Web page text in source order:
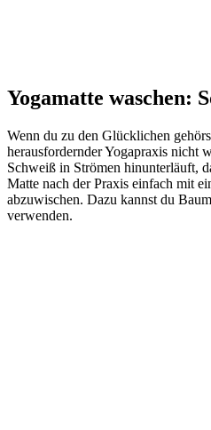
Yogamatte waschen:
Wenn du zu den Glücklichen
herausfordernder Yogapraxis nicht
Schweiß in Strömen hinunterläuft,
Matte nach der Praxis einfach mit
abzuwischen. Dazu kannst du
verwenden.